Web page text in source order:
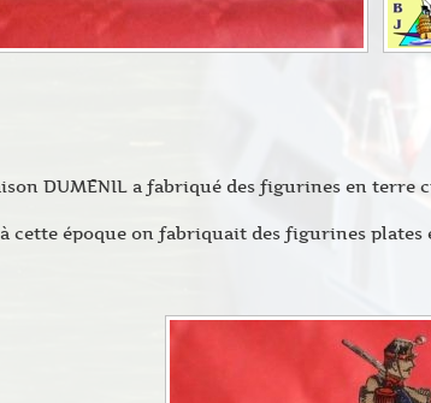
DUMENIL a fabriqué des figurines en terre
cette époque on fabriquait des figurines plates